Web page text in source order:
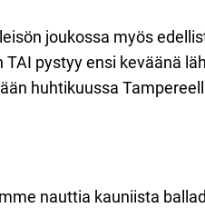
joukossa myös
pystyy ensi keväänä
huhtikuussa
nauttia kauniista